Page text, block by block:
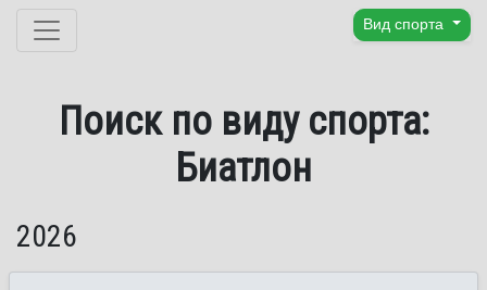
Перейти к содержанию Вид спорта
Поиск по виду спорта:
Биатлон
2026